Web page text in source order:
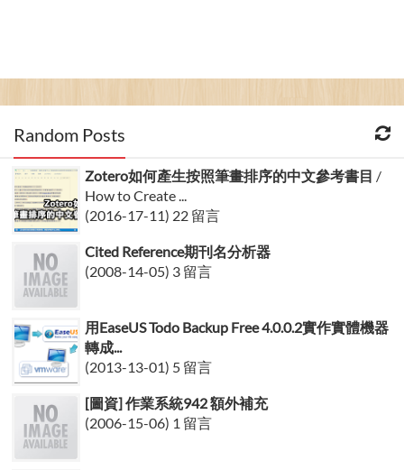
Random Posts
Zotero如何產生按照筆畫排序的中文參考書目 /
How to Create ...
(2016-17-11) 22 留言
Cited Reference期刊名分析器
(2008-14-05) 3 留言
用EaseUS Todo Backup Free 4.0.0.2實作實體機器
轉成...
(2013-13-01) 5 留言
[圖資] 作業系統942 額外補充
(2006-15-06) 1 留言